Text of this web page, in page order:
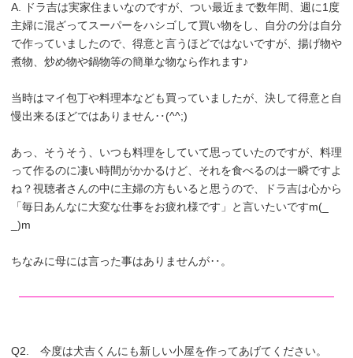
A. ドラ吉は実家住まいなのですが、つい最近まで数年間、週に1度
主婦に混ざってスーパーをハシゴして買い物をし、自分の分は自分
で作っていましたので、得意と言うほどではないですが、揚げ物や
煮物、炒め物や鍋物等の簡単な物なら作れます♪
当時はマイ包丁や料理本なども買っていましたが、決して得意と自
慢出来るほどではありません‥(^^;)
あっ、そうそう、いつも料理をしていて思っていたのですが、料理
って作るのに凄い時間がかかるけど、それを食べるのは一瞬ですよ
ね？視聴者さんの中に主婦の方もいると思うので、ドラ吉は心から
「毎日あんなに大変な仕事をお疲れ様です」と言いたいですm(_
_)m
ちなみに母には言った事はありませんが‥。
Q2. 今度は犬吉くんにも新しい小屋を作ってあげてください。